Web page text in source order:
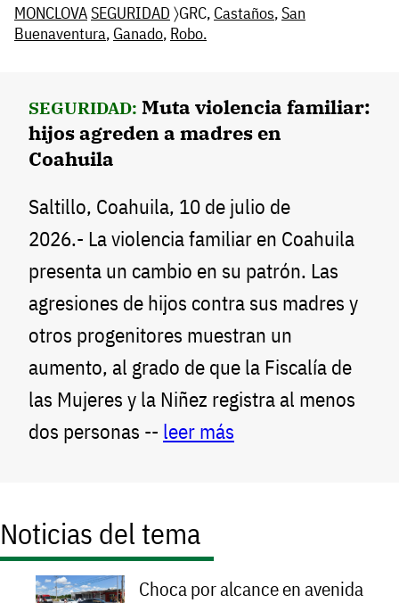
MONCLOVA SEGURIDAD 〉GRC, Castaños, San
Buenaventura, Ganado, Robo.
SEGURIDAD: Muta violencia familiar:
hijos agreden a madres en
Coahuila
Saltillo, Coahuila, 10 de julio de
2026.- La violencia familiar en Coahuila
presenta un cambio en su patrón. Las
agresiones de hijos contra sus madres y
otros progenitores muestran un
aumento, al grado de que la Fiscalía de
las Mujeres y la Niñez registra al menos
dos personas -- leer más
Noticias del tema
Choca por alcance en avenida